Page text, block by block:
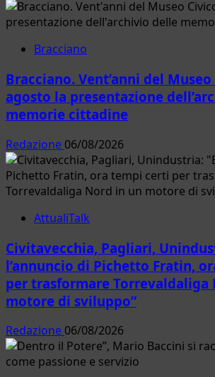
Bracciano
Bracciano. Vent’anni del Museo
agosto la presentazione
memorie cittadine
Redazione 06/08/2026
AttualiTalk
Civitavecchia, Pagliari,
l’annuncio di Pichetto Fratin,
per trasformare Torrevaldaliga
motore di sviluppo”
Redazione 06/08/2026